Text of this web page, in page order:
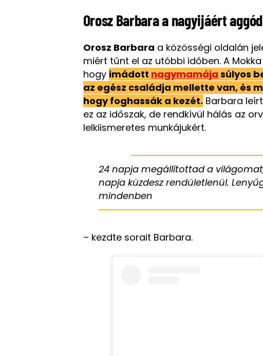
Orosz Barbara a nagyijáért
Orosz Barbara a közösségi oldalán
miért tűnt el az utóbbi időben. A
hogy imádott nagymamája súlyos
az egész családja mellette van, és
hogy foghassák a kezét. Barbara
ez az időszak, de rendkívül hálás az
lelkiismeretes munkájukért.
24 napja megállítottad a
napja küzdesz rendületlenül.
mindenben
– kezdte sorait Barbara.